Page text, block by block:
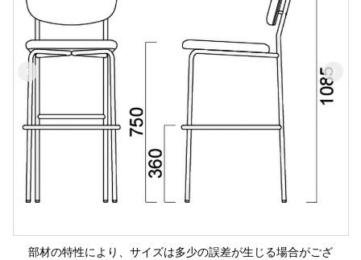
部材の特性により、サイズは多少の誤差が生じる場合がござ